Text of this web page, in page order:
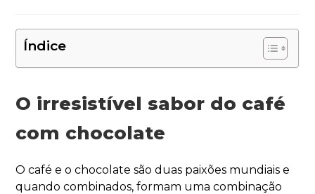
Índice
O irresistível sabor do café
com chocolate
O café e o chocolate são duas paixões mundiais e
quando combinados, formam uma combinação